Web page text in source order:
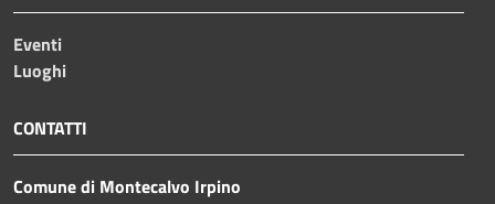
Eventi
Luoghi
CONTATTI
Comune di Montecalvo Irpino